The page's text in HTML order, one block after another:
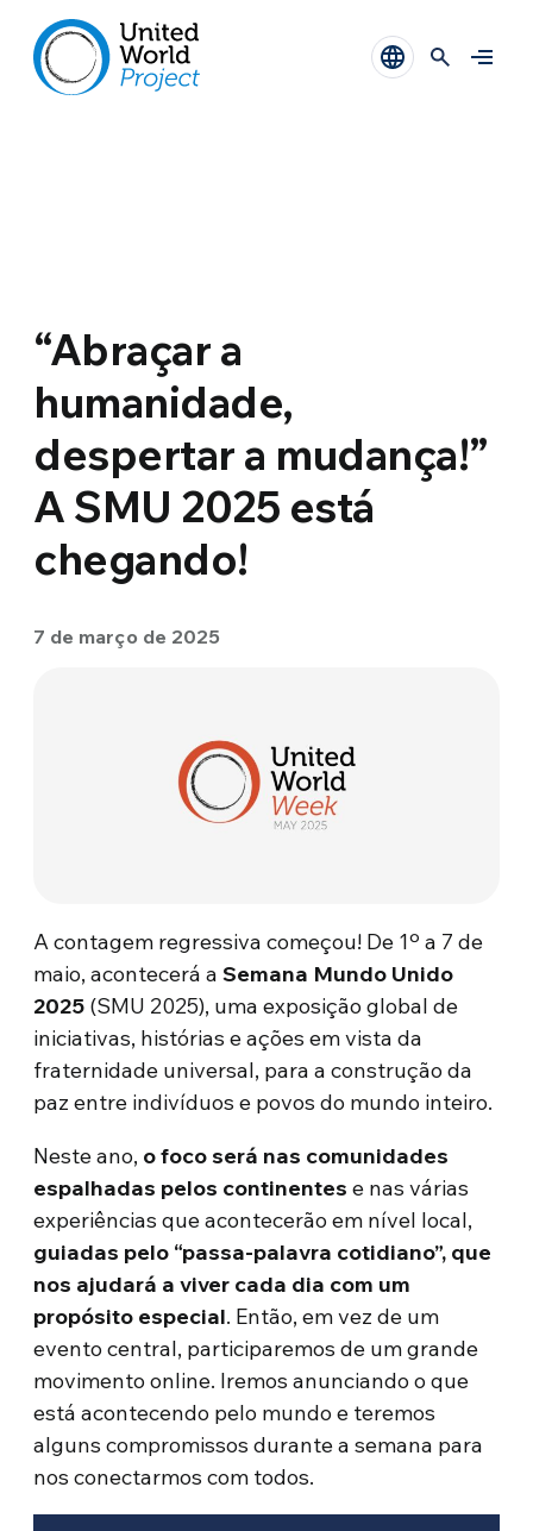
“Abraçar a
humanidade,
despertar a mudança!”
A SMU 2025 está
chegando!
7 de março de 2025
A contagem regressiva começou! De 1º a 7 de
maio, acontecerá a Semana Mundo Unido
2025 (SMU 2025), uma exposição global de
iniciativas, histórias e ações em vista da
fraternidade universal, para a construção da
paz entre indivíduos e povos do mundo inteiro.
Neste ano, o foco será nas comunidades
espalhadas pelos continentes e nas várias
experiências que acontecerão em nível local,
guiadas pelo “passa-palavra cotidiano”, que
nos ajudará a viver cada dia com um
propósito especial. Então, em vez de um
evento central, participaremos de um grande
movimento online. Iremos anunciando o que
está acontecendo pelo mundo e teremos
alguns compromissos durante a semana para
nos conectarmos com todos.